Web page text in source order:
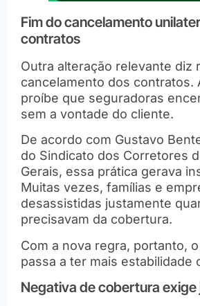
Fim do cancelamento
contratos
Outra alteração relevante diz
cancelamento dos contratos.
proíbe que seguradoras
sem a vontade do cliente.
De acordo com Gustavo
do Sindicato dos Corretores
Gerais, essa prática gerava
Muitas vezes, famílias e
desassistidas justamente
precisavam da cobertura.
Com a nova regra, portanto,
passa a ter mais estabilidade
Negativa de cobertura